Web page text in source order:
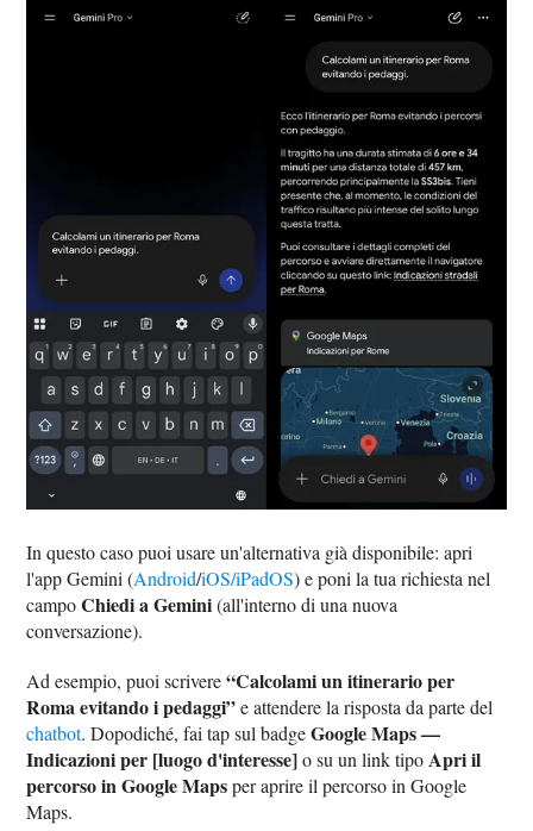
In questo caso puoi usare un'alternativa già disponibile: apri
l'app Gemini (Android/iOS/iPadOS) e poni la tua richiesta nel
campoChiedi a Gemini(all'interno di una nuova
conversazione).
Ad esempio, puoi scrivere“Calcolami un itinerario per
Roma evitando i pedaggi”e attendere la risposta da parte del
chatbot. Dopodiché, fai tap sul badgeGoogle Maps —
Indicazioni per [luogo d'interesse]o su un link tipo Apri il
percorso in Google Mapsper aprire il percorso in Google
Maps.